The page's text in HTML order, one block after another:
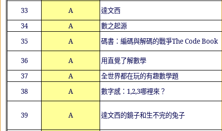
33
A
達文西
34
A
數之起源
35
A 碼書：編碼與解碼的戰爭The Code Book
36 A
用直覺了解數學
37
A
全世界都在玩的有趣數學題
38
A 數字感： 1,2,3哪裡來？
39 A 達文西的鏡子和生不完的兔子